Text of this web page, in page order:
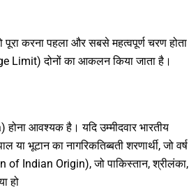
पूरा करना पहला और सबसे महत्वपूर्ण चरण होता
Limit) दोनों का आकलन किया जाता है।
आवश्यक है। यदि उम्मीदवार भारतीय
या भूटान का नागरिकतिब्बती शरणार्थी, जो वर्ष
of Indian Origin), जो पाकिस्तान, श्रीलंका,
हो